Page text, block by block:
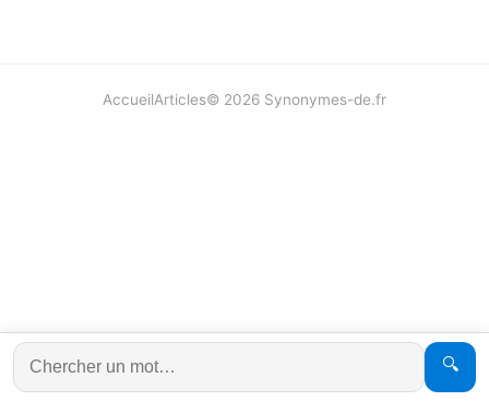
🔍
AccueilArticles© 2026 Synonymes-de.fr